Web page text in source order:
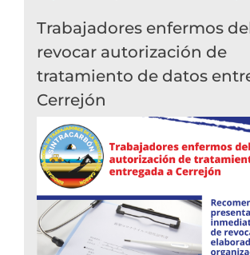
Trabajadores enfermos
revocar autorización de
tratamiento de datos
Cerrejón